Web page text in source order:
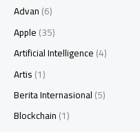
Advan(6)
Apple(35)
Artificial Intelligence(4)
Artis(1)
Berita Internasional(5)
Blockchain(1)